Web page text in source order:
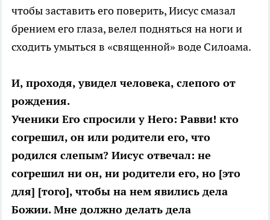
чтобы заставить его поверить, Иисус смазал
брением его глаза, велел подняться на ноги и
сходить умыться в «священной» воде Силоама.
И, проходя, увидел человека, слепого от
рождения.
Ученики Его спросили у Него: Равви! кто
согрешил, он или родители его, что
родился слепым? Иисус отвечал: не
согрешил ни он, ни родители его, но [это
для] [того], чтобы на нем явились дела
Божии. Мне должно делать дела